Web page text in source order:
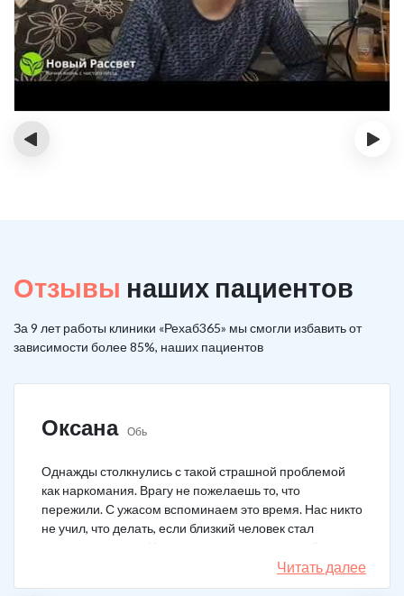
‹ ›
Отзывы наших пациентов
За 9 лет работы клиники «Рехаб365» мы смогли избавить от
зависимости более 85%, наших пациентов
Оксана Обь
Однажды столкнулись с такой страшной проблемой
как наркомания. Врагу не пожелаешь то, что
пережили. С ужасом вспоминаем это время. Нас никто
не учил, что делать, если близкий человек стал
наркозависимым. Честно говоря, надежды не было,
думали, что все лечение бесполезно, но решили
попробовать и отправить родственника в клинику на
Читать далее